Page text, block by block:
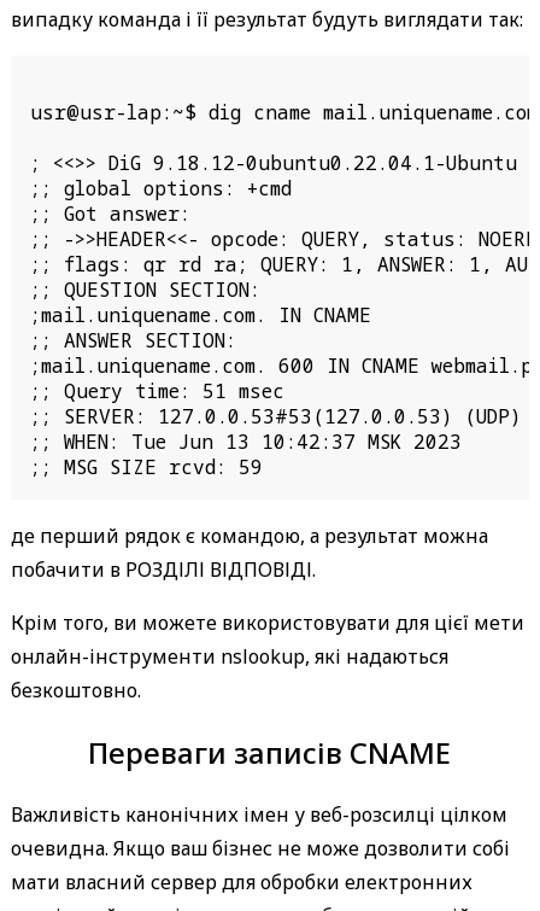
випадку команда і її результат будуть виглядати так:
usr@usr-lap:~$ dig cname mail.uniquename.com
; <<>> DiG 9.18.12-0ubuntu0.22.04.1-Ubuntu
;; global options: +cmd
;; Got answer:
;; ->>HEADER<<- opcode: QUERY, status:
;; flags: qr rd ra; QUERY: 1, ANSWER: 1,
;; QUESTION SECTION:
;mail.uniquename.com. IN CNAME
;; ANSWER SECTION:
;mail.uniquename.com. 600 IN CNAME
;; Query time: 51 msec
;; SERVER: 127.0.0.53#53(127.0.0.53) (UDP)
;; WHEN: Tue Jun 13 10:42:37 MSK 2023
;; MSG SIZE rcvd: 59
де перший рядок є командою, а результат можна
побачити в РОЗДІЛІ ВІДПОВІДІ.
Крім того, ви можете використовувати для цієї мети
онлайн-інструменти nslookup, які надаються
безкоштовно.
Переваги записів CNAME
Важливість канонічних імен у веб-розсилці цілком
очевидна. Якщо ваш бізнес не може дозволити собі
мати власний сервер для обробки електронних